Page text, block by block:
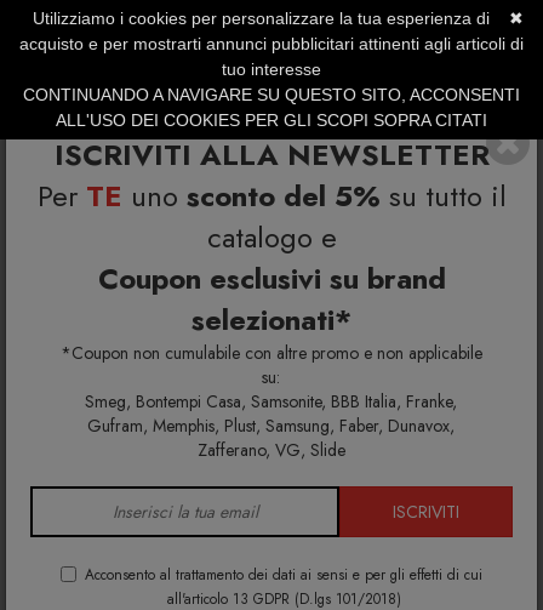
ISCRIVITI ALLA NEWSLETTER
Per TE uno sconto del 5% su tutto il
catalogo e
Coupon esclusivi su brand
selezionati*
*Coupon non cumulabile con altre promo e non applicabile
su:
Smeg, Bontempi Casa, Samsonite, BBB Italia, Franke,
Gufram, Memphis, Plust, Samsung, Faber, Dunavox,
Zafferano, VG, Slide
ISCRIVITI
Acconsento al trattamento dei dati ai sensi e per gli effetti di cui
all'articolo 13 GDPR (D.lgs 101/2018)
SERVIZIO CLIENTI +39.0773.470.562
SUMMER SALES | Fino al 31 Agosto
Richiedi info e un'offerta personalizzata per te
Sedia Waiya Colico
Richiedi maggiori info e la tua
offerta personalizzata per Sedia
Waiya Colico
informazioni su colori, materiali e disponibilità.
✖
Utilizziamo i cookies per personalizzare la tua esperienza di
acquisto e per mostrarti annunci pubblicitari attinenti agli articoli di
tuo interesse
CONTINUANDO A NAVIGARE SU QUESTO SITO, ACCONSENTI
ALL'USO DEI COOKIES PER GLI SCOPI SOPRA CITATI